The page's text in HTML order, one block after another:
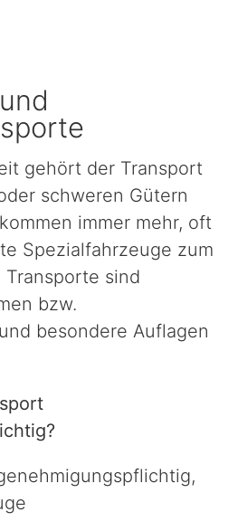
gehört der Transport
schweren Gütern
immer mehr, oft
Spezialfahrzeuge zum
Transporte sind
bzw.
besondere Auflagen